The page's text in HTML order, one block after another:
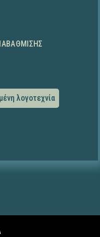
λογοτεχνία